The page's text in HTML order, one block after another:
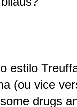
estilo
(ou vice
drugs